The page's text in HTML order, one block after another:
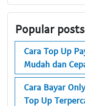
Popular posts
Cara Top Up
Mudah dan
Cara Bayar
Top Up